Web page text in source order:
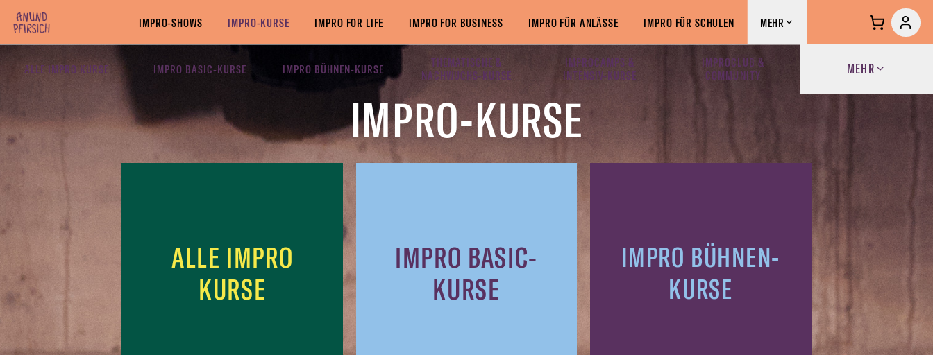
Zum Inhalt springen
IMPRO-SHOWS IMPRO-KURSE IMPRO FOR LIFE IMPRO FOR BUSINESS IMPRO FÜR ANLÄSSE IMPRO FÜR SCHULEN MEHR
ALLE IMPRO KURSE IMPRO BASIC-KURSE IMPRO BÜHNEN-KURSE
THEMATISCHE &
NACHWUCHS-KURSE
IMPROCAMPS &
INTENSIV-KURSE
IMPROCLUB &
COMMUNITY
MEHR
IMPRO-KURSE
ALLE IMPRO
KURSE
IMPRO BASIC-
KURSE
IMPRO BÜHNEN-
KURSE